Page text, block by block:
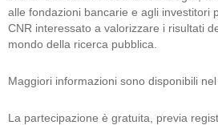
alle fondazioni bancarie e agli investitori
CNR interessato a valorizzare i risultati
mondo della ricerca pubblica.
Maggiori informazioni sono disponibili
La partecipazione è gratuita, previa